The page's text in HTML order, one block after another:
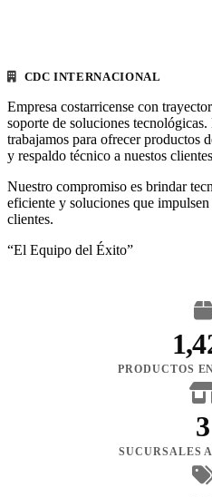
CDC INTERNACIONAL
Empresa costarricense con
soporte de soluciones
trabajamos para ofrecer productos
y respaldo técnico a nuestos
Nuestro compromiso es brindar
eficiente y soluciones que
clientes.
“El Equipo del Éxito”
PRODUCTOS
3
SUCURSALES